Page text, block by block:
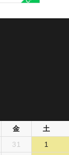
金
土
31
1